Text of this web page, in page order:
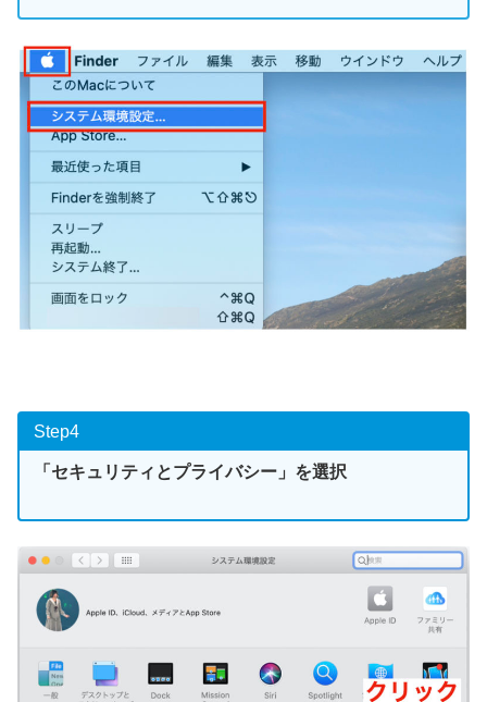
Step4
「セキュリティとプライバシー」を選択